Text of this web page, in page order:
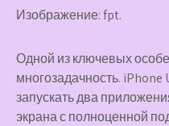
Изображение: fpt.
Одной из ключевых
многозадачность.
запускать два
экрана с полноценной